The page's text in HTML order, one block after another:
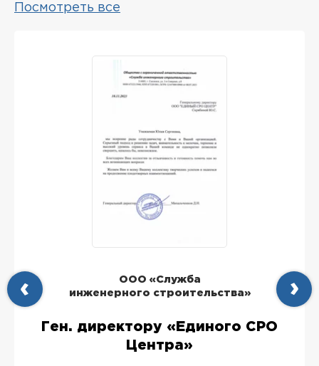
Посмотреть все
ООО «Служба
инженерного строительства»
Ген. директору «Единого СРО
Центра»